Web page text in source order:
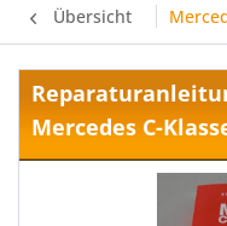
Übersicht
Mercedes C-